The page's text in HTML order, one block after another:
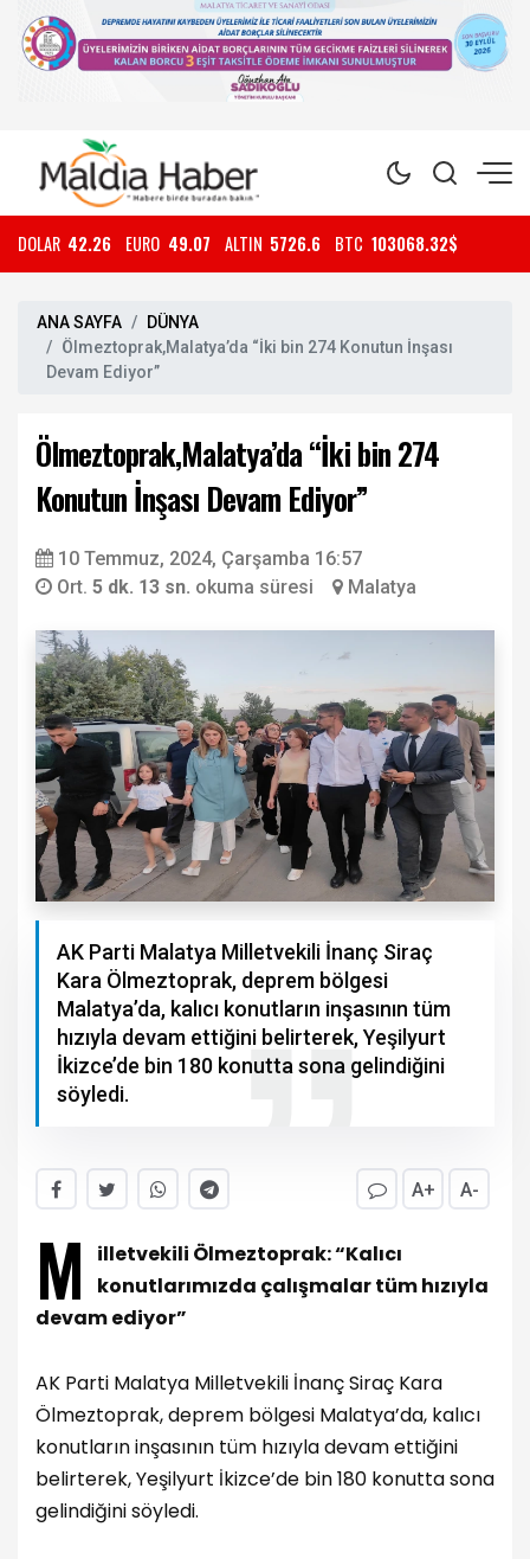
DOLAR 42.26 EURO 49.07 ALTIN 5726.6 BTC 103068.32$
ANA SAYFA
DÜNYA
Ölmeztoprak,Malatya’da “İki bin 274 Konutun İnşası
Devam Ediyor”
Ölmeztoprak,Malatya’da “İki bin 274
Konutun İnşası Devam Ediyor”
10 Temmuz, 2024, Çarşamba 16:57
Ort. 5 dk. 13 sn. okuma süresi Malatya
AK Parti Malatya Milletvekili İnanç Siraç
Kara Ölmeztoprak, deprem bölgesi
Malatya’da, kalıcı konutların inşasının tüm
hızıyla devam ettiğini belirterek, Yeşilyurt
İkizce’de bin 180 konutta sona gelindiğini
söyledi.
A+ A-
M
illetvekili Ölmeztoprak: “Kalıcı
konutlarımızda çalışmalar tüm hızıyla
devam ediyor”
AK Parti Malatya Milletvekili İnanç Siraç Kara
Ölmeztoprak, deprem bölgesi Malatya’da, kalıcı
konutların inşasının tüm hızıyla devam ettiğini
belirterek, Yeşilyurt İkizce’de bin 180 konutta sona
gelindiğini söyledi.